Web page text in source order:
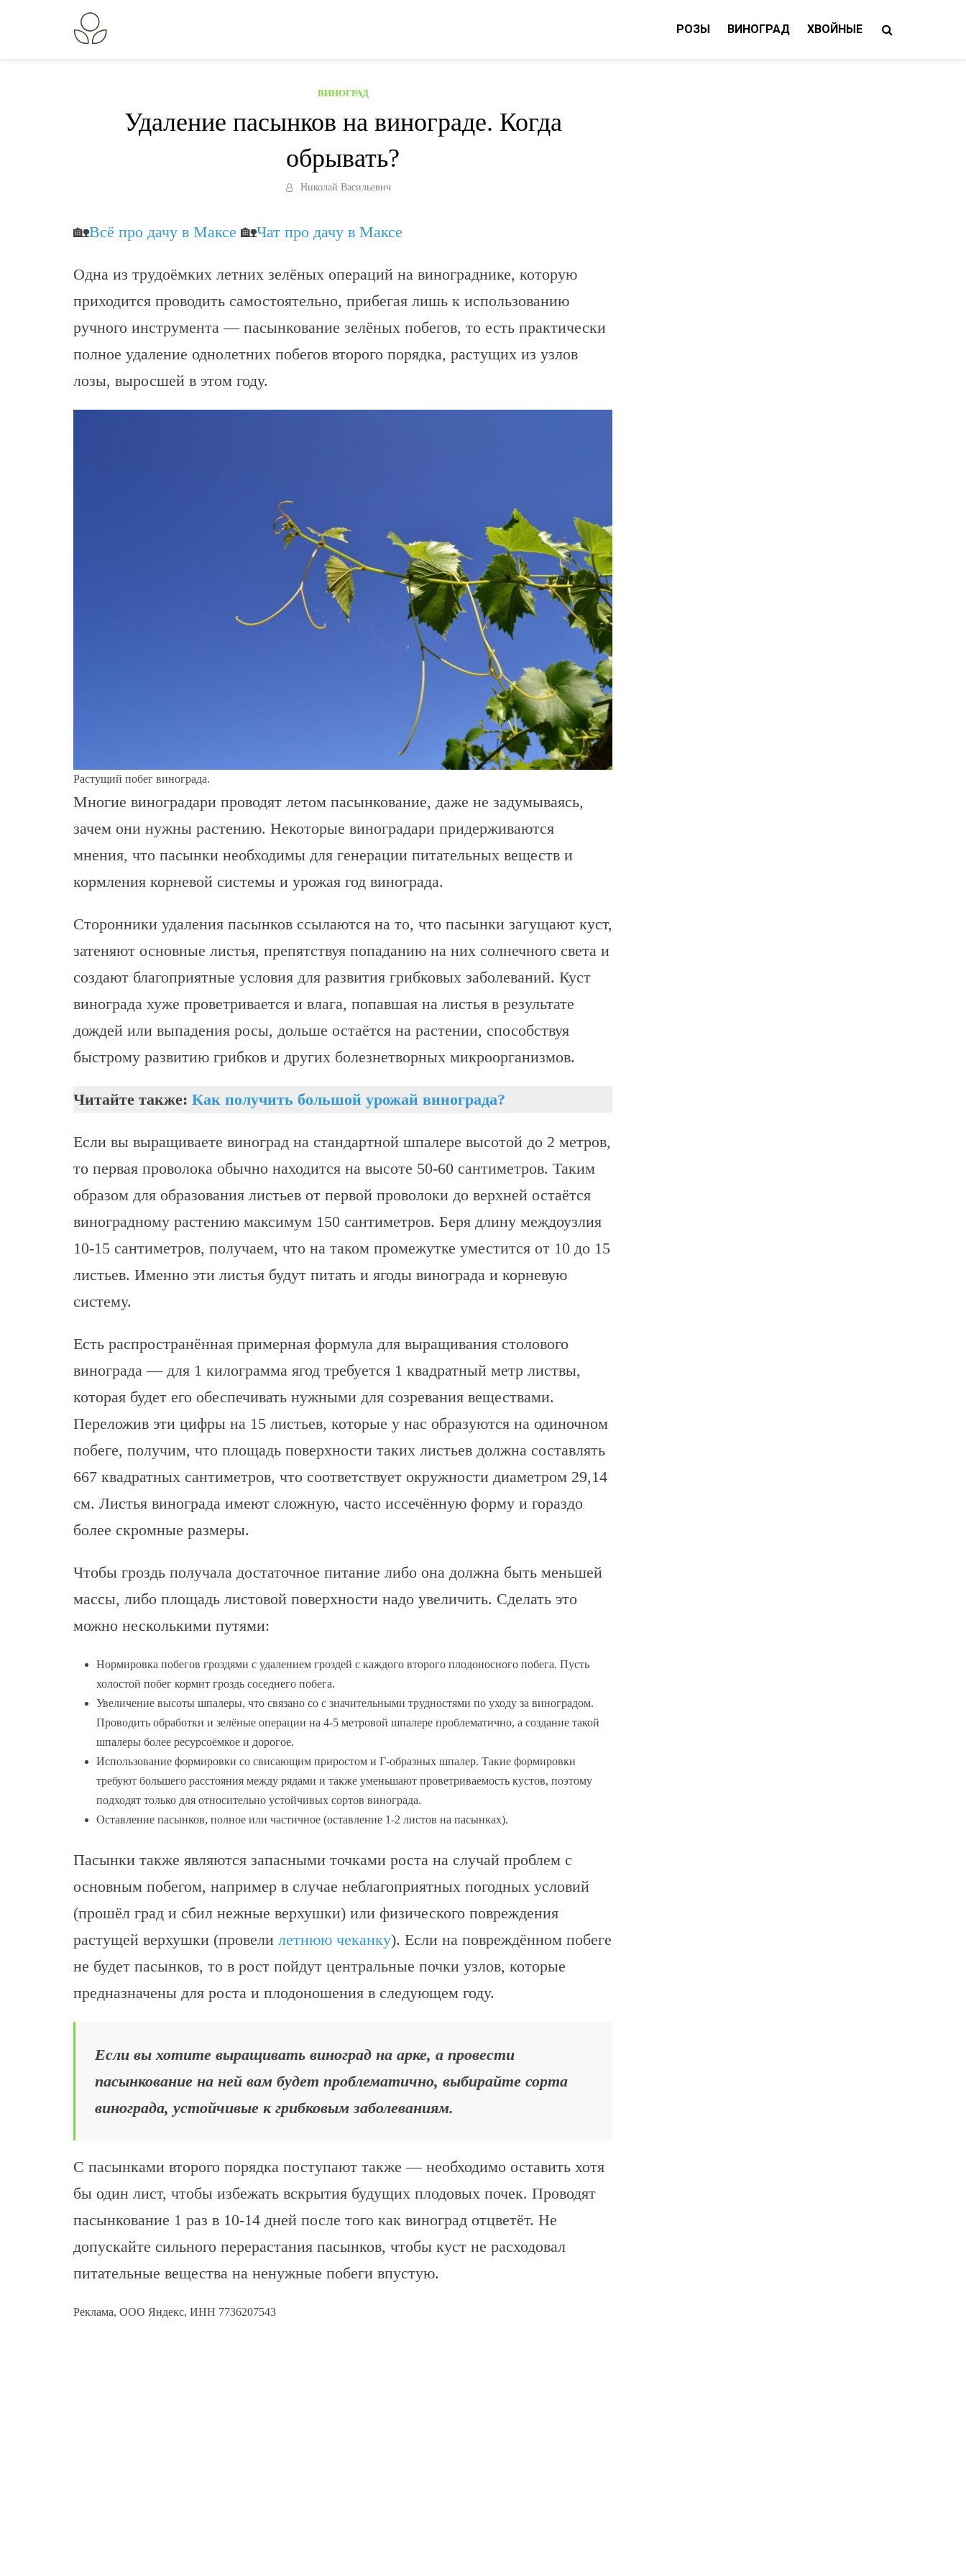
РОЗЫ ВИНОГРАД ХВОЙНЫЕ
ВИНОГРАД
Удаление пасынков на винограде. Когда
обрывать?
Николай Васильевич
🏡Всё про дачу в Максе 🏡Чат про дачу в Максе
Одна из трудоёмких летних зелёных операций на винограднике, которую
приходится проводить самостоятельно, прибегая лишь к использованию
ручного инструмента — пасынкование зелёных побегов, то есть практически
полное удаление однолетних побегов второго порядка, растущих из узлов
лозы, выросшей в этом году.
Растущий побег винограда.
Многие виноградари проводят летом пасынкование, даже не задумываясь,
зачем они нужны растению. Некоторые виноградари придерживаются
мнения, что пасынки необходимы для генерации питательных веществ и
кормления корневой системы и урожая год винограда.
Сторонники удаления пасынков ссылаются на то, что пасынки загущают куст,
затеняют основные листья, препятствуя попаданию на них солнечного света и
создают благоприятные условия для развития грибковых заболеваний. Куст
винограда хуже проветривается и влага, попавшая на листья в результате
дождей или выпадения росы, дольше остаётся на растении, способствуя
быстрому развитию грибков и других болезнетворных микроорганизмов.
Читайте также: Как получить большой урожай винограда?
Если вы выращиваете виноград на стандартной шпалере высотой до 2 метров,
то первая проволока обычно находится на высоте 50-60 сантиметров. Таким
образом для образования листьев от первой проволоки до верхней остаётся
виноградному растению максимум 150 сантиметров. Беря длину междоузлия
10-15 сантиметров, получаем, что на таком промежутке уместится от 10 до 15
листьев. Именно эти листья будут питать и ягоды винограда и корневую
систему.
Есть распространённая примерная формула для выращивания столового
винограда — для 1 килограмма ягод требуется 1 квадратный метр листвы,
которая будет его обеспечивать нужными для созревания веществами.
Переложив эти цифры на 15 листьев, которые у нас образуются на одиночном
побеге, получим, что площадь поверхности таких листьев должна составлять
667 квадратных сантиметров, что соответствует окружности диаметром 29,14
см. Листья винограда имеют сложную, часто иссечённую форму и гораздо
более скромные размеры.
Чтобы гроздь получала достаточное питание либо она должна быть меньшей
массы, либо площадь листовой поверхности надо увеличить. Сделать это
можно несколькими путями:
Нормировка побегов гроздями с удалением гроздей с каждого второго плодоносного побега. Пусть
холостой побег кормит гроздь соседнего побега.
Увеличение высоты шпалеры, что связано со с значительными трудностями по уходу за виноградом.
Проводить обработки и зелёные операции на 4-5 метровой шпалере проблематично, а создание такой
шпалеры более ресурсоёмкое и дорогое.
Использование формировки со свисающим приростом и Г-образных шпалер. Такие формировки
требуют большего расстояния между рядами и также уменьшают проветриваемость кустов, поэтому
подходят только для относительно устойчивых сортов винограда.
Оставление пасынков, полное или частичное (оставление 1-2 листов на пасынках).
Пасынки также являются запасными точками роста на случай проблем с
основным побегом, например в случае неблагоприятных погодных условий
(прошёл град и сбил нежные верхушки) или физического повреждения
растущей верхушки (провели летнюю чеканку). Если на повреждённом побеге
не будет пасынков, то в рост пойдут центральные почки узлов, которые
предназначены для роста и плодоношения в следующем году.
Если вы хотите выращивать виноград на арке, а провести
пасынкование на ней вам будет проблематично, выбирайте сорта
винограда, устойчивые к грибковым заболеваниям.
С пасынками второго порядка поступают также — необходимо оставить хотя
бы один лист, чтобы избежать вскрытия будущих плодовых почек. Проводят
пасынкование 1 раз в 10-14 дней после того как виноград отцветёт. Не
допускайте сильного перерастания пасынков, чтобы куст не расходовал
питательные вещества на ненужные побеги впустую.
Реклама, ООО Яндекс, ИНН 7736207543